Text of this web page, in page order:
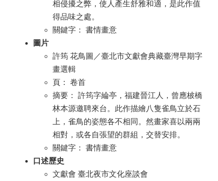
相侵擾之弊，使人產生舒雅和適，是此作值
得品味之處。
關鍵字： 書情畫意
圖片
許筠 花鳥圖／臺北市文獻會典藏臺灣早期字
畫選輯
頁： 卷首
摘要： 許筠字綸亭，福建晉江人，曾應柀橋
林本源邀聘來台。此作描繪八隻雀鳥立於石
上，雀鳥的姿態各不相同。然畫家喜以兩兩
相對，或各自張望的群組，交替安排。
關鍵字： 書情畫意
口述歷史
文獻會 臺北夜市文化座談會